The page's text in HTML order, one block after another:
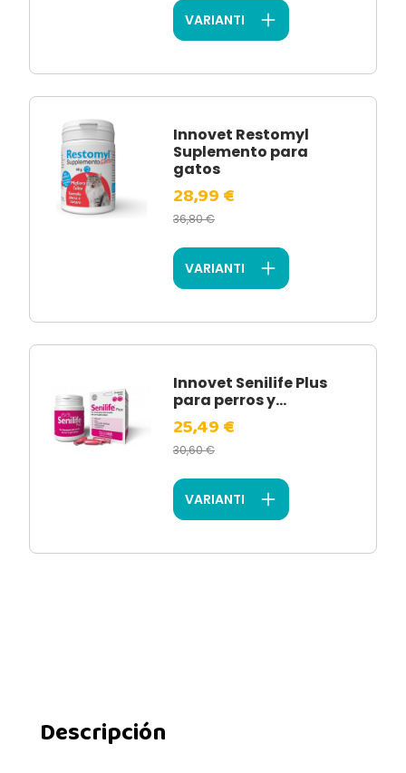
VARIANTI
Innovet Restomyl
Suplemento para
gatos
28,99 €
36,80 €
VARIANTI
Innovet Senilife Plus
para perros y...
25,49 €
30,60 €
VARIANTI
Descripción